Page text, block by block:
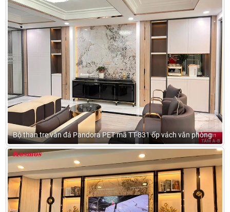
Bộ than tre vân đá Pandora PET mã TT-831 ốp vách văn phòng